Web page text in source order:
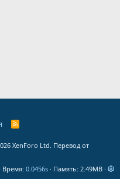
R
XenForo Ltd. Перевод от
Время 0.0456s Память 2.49MB